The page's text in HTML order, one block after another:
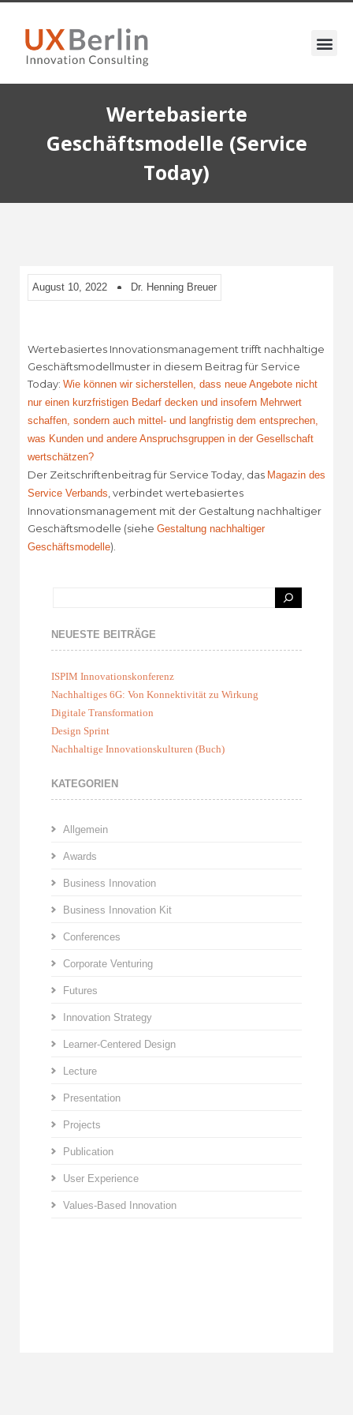
Wertebasierte
Geschäftsmodelle (Service
Today)
August 10, 2022 Dr. Henning Breuer
Wertebasiertes Innovationsmanagement trifft nachhaltige
Geschäftsmodellmuster in diesem Beitrag für Service
Today: Wie können wir sicherstellen, dass neue Angebote nicht
nur einen kurzfristigen Bedarf decken und insofern Mehrwert
schaffen, sondern auch mittel- und langfristig dem entsprechen,
was Kunden und andere Anspruchsgruppen in der Gesellschaft
wertschätzen?
Der Zeitschriftenbeitrag für Service Today, das Magazin des
Service Verbands , verbindet wertebasiertes
Innovationsmanagement mit der Gestaltung nachhaltiger
Geschäftsmodelle (siehe Gestaltung nachhaltiger
Geschäftsmodelle).
NEUESTE BEITRÄGE
ISPIM Innovationskonferenz
Nachhaltiges 6G: Von Konnektivität zu Wirkung
Digitale Transformation
Design Sprint
Nachhaltige Innovationskulturen (Buch)
KATEGORIEN
Allgemein
Awards
Business Innovation
Business Innovation Kit
Conferences
Corporate Venturing
Futures
Innovation Strategy
Learner-Centered Design
Lecture
Presentation
Projects
Publication
User Experience
Values-Based Innovation